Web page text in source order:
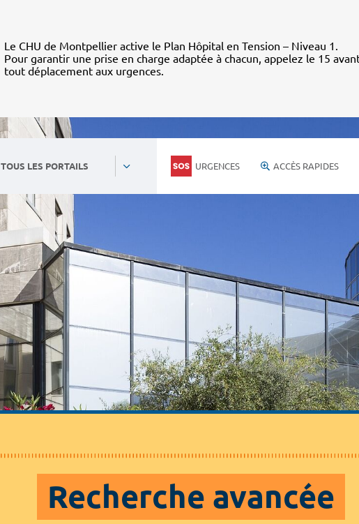
Le CHU de Montpellier active le Plan Hôpital en Tension – Niveau 1.
Pour garantir une prise en charge adaptée à chacun, appelez le 15
tout déplacement aux urgences.
TOUS LES PORTAILS URGENCES ACCÈS RAPIDES
Recherche avancée